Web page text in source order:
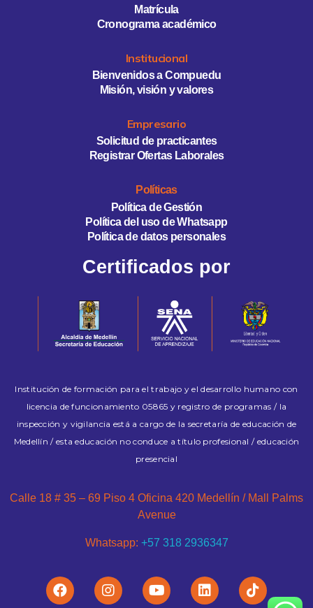
Matrícula
Cronograma académico
Institucional
Bienvenidos a Compuedu
Misión, visión y valores
Empresario
Solicitud de practicantes
Registrar Ofertas Laborales
Políticas
Política de Gestión
Política del uso de Whatsapp
Política de datos personales
Certificados por
Institución de formación para el trabajo y el desarrollo humano con
licencia de funcionamiento 05865 y registro de programas / la
inspección y vigilancia está a cargo de la secretaría de educación de
Medellín / esta educación no conduce a título profesional / educación
presencial
Calle 18 # 35 – 69 Piso 4 Oficina 420 Medellín / Mall Palms
Avenue
Whatsapp: +57 318 2936347